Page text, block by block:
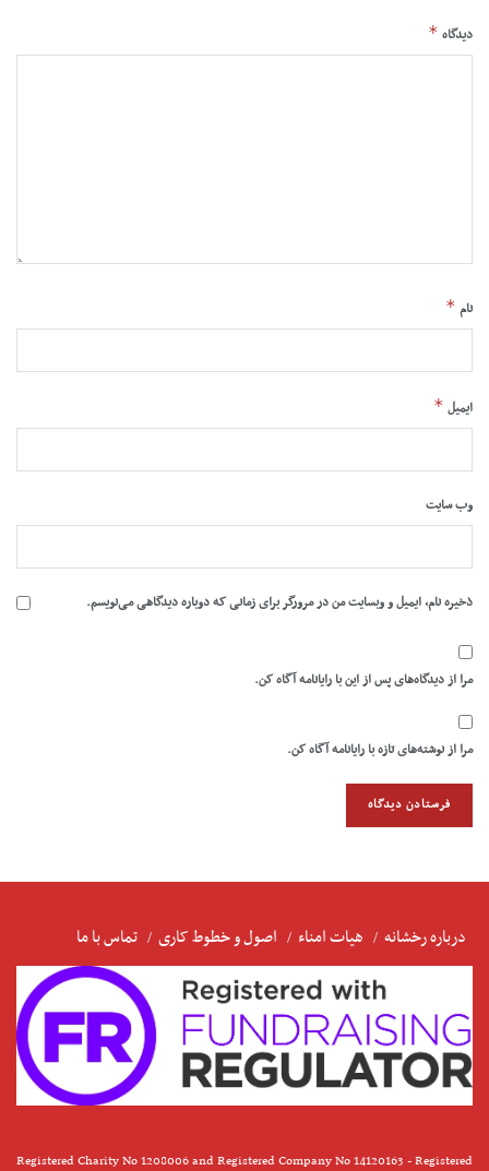
دیدگاه *
نام *
ایمیل *
وب‌ سایت
ذخیره نام، ایمیل و وبسایت من در مرورگر برای زمانی که دوباره دیدگاهی می‌نویسم.
مرا از دیدگاه‌های پس از این با رایانامه آگاه کن.
مرا از نوشته‌های تازه با رایانامه آگاه کن.
درباره رخشانه هیات امناء اصول و خطوط کاری تماس با ما
Registered Charity No 1208006 and Registered Company No 14120163 - Registered